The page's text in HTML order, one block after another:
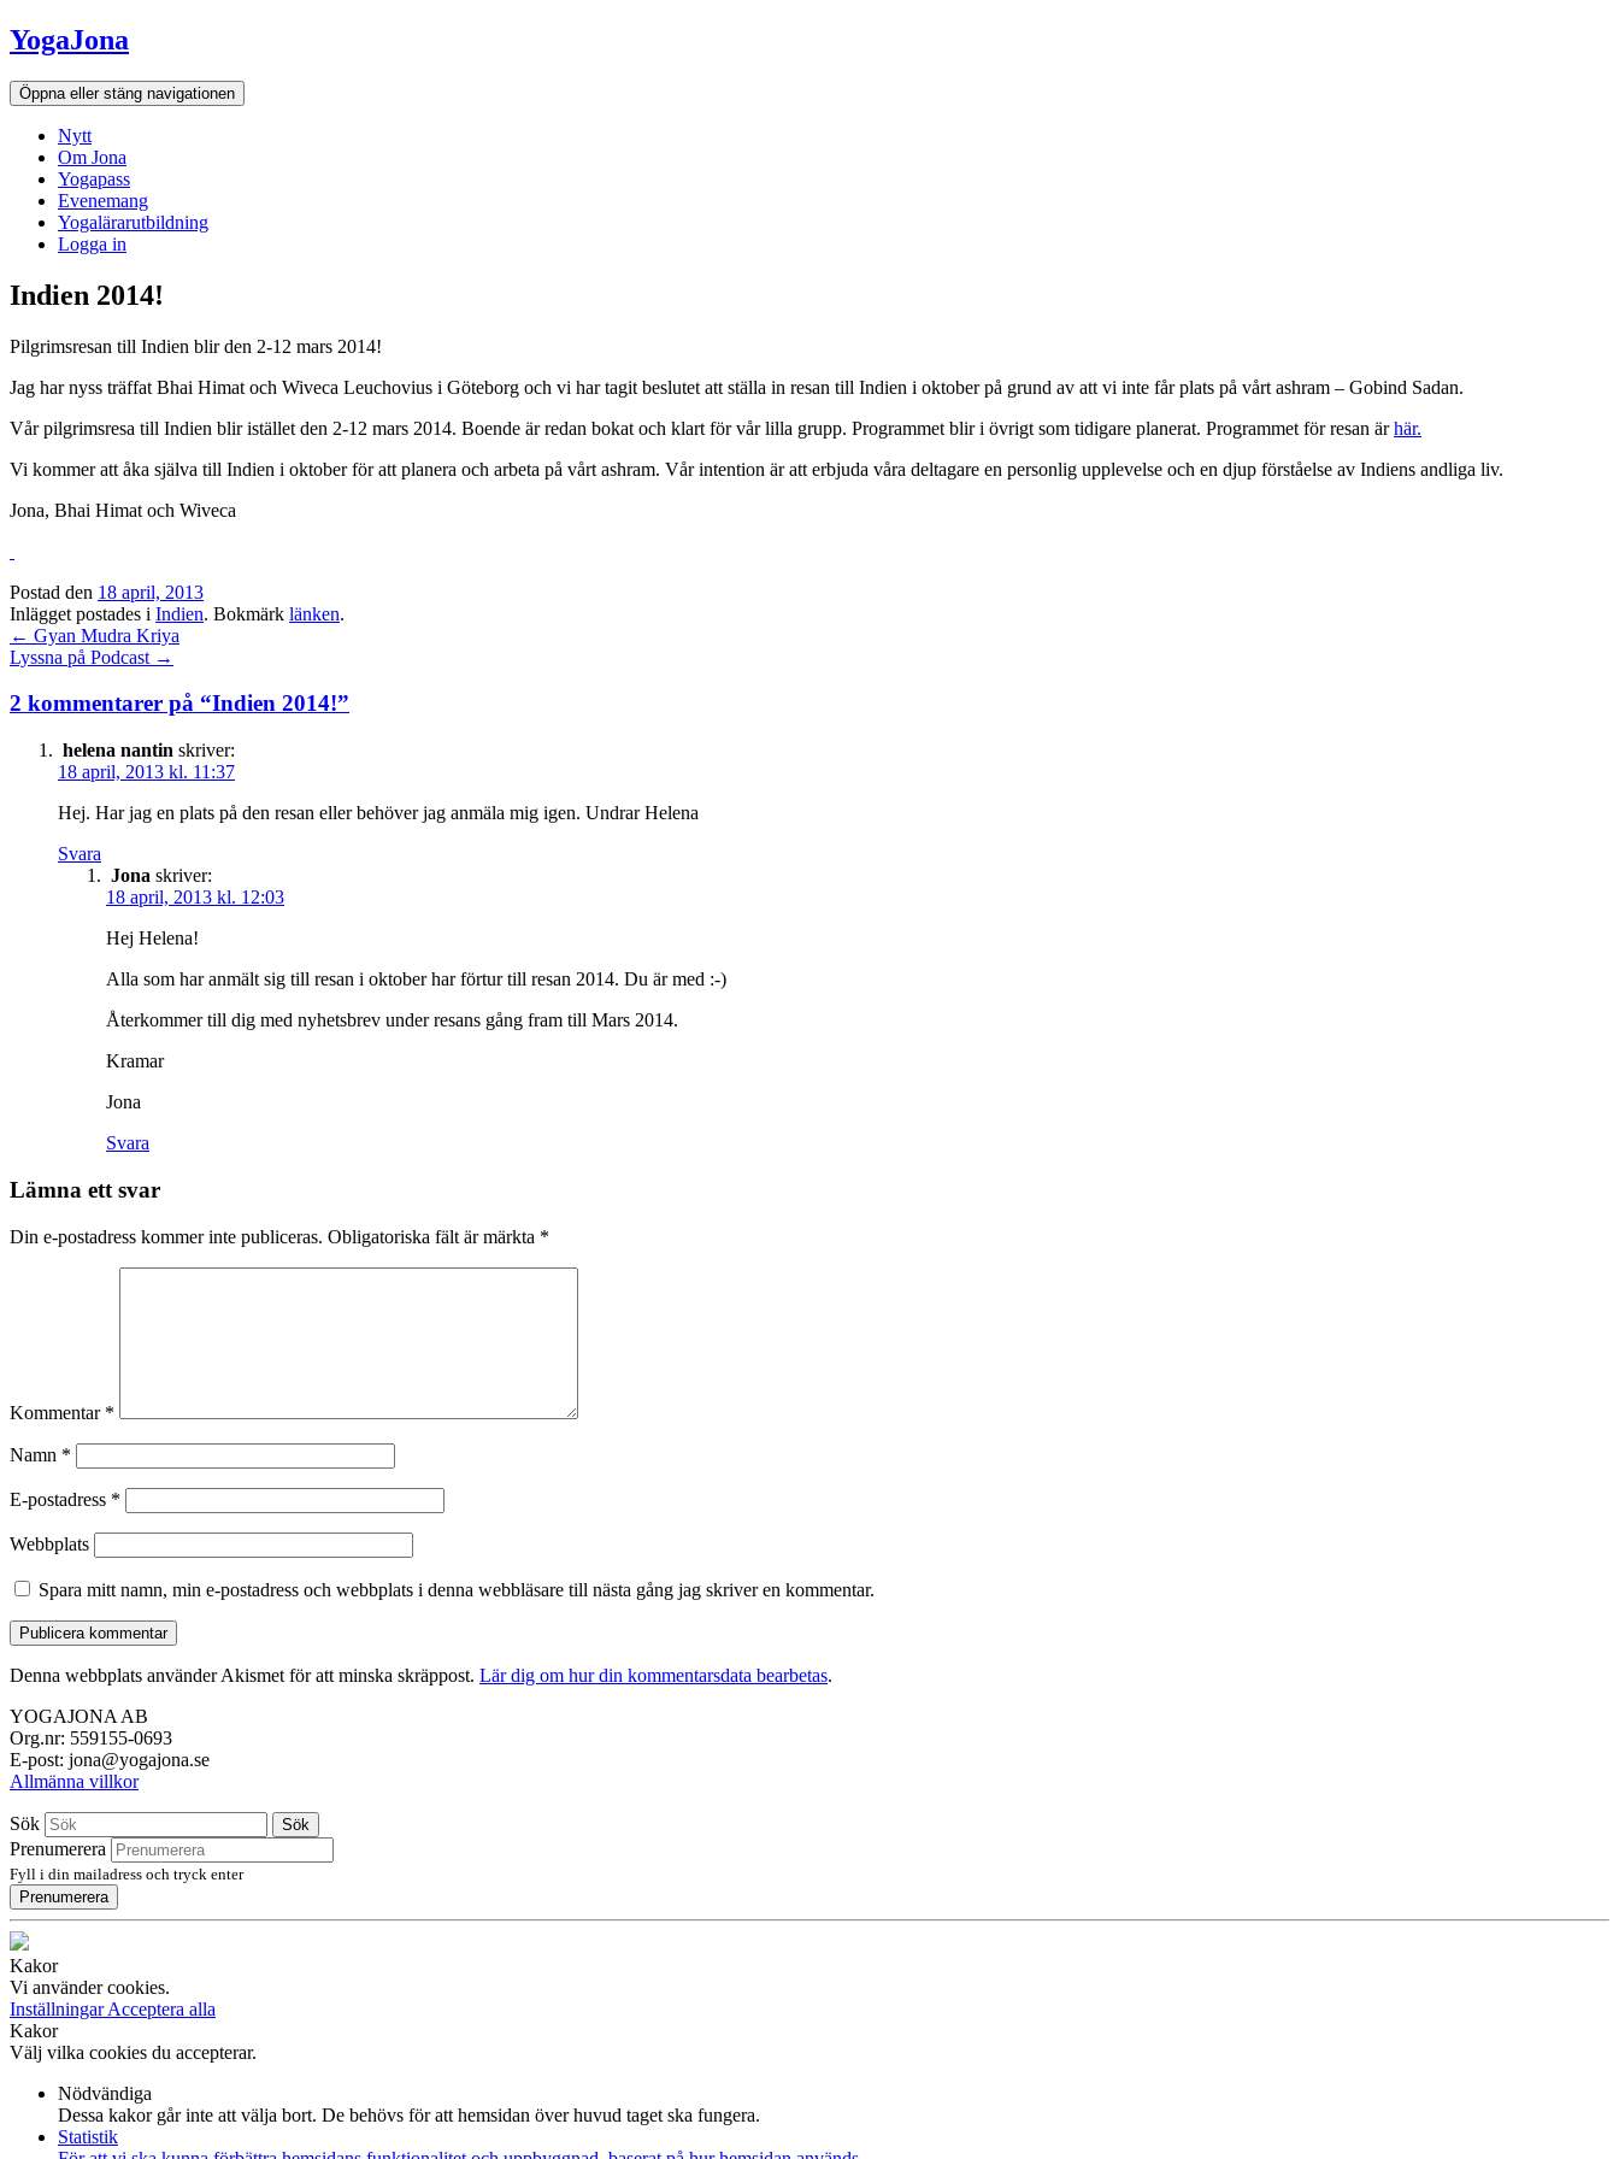
Hoppa
till
innehållet
YogaJona
Öppna eller stäng navigationen
Nytt
Om Jona
Yogapass
Evenemang
Yogalärarutbildning
Logga in
Indien 2014!
Pilgrimsresan till Indien blir den 2-12 mars 2014!
Jag har nyss träffat Bhai Himat och Wiveca Leuchovius i Göteborg och vi har tagit beslutet att ställa in resan till Indien i oktober på grund av att vi inte får plats på vårt ashram – Gobind Sadan.
Vår pilgrimsresa till Indien blir istället den 2-12 mars 2014. Boende är redan bokat och klart för vår lilla grupp. Programmet blir i övrigt som tidigare planerat. Programmet för resan ärhär.
Vi kommer att åka själva till Indien i oktober för att planera och arbeta på vårt ashram. Vår intention är att erbjuda våra deltagare en personlig upplevelse och en djup förståelse av Indiens andliga liv.
Jona, Bhai Himat och Wiveca
Postad den 18 april, 2013
Inlägget postades i Indien. Bokmärk länken.
Inläggsnavigation
← Gyan Mudra Kriya
Lyssna på Podcast →
2 kommentarer på “Indien 2014!”
helena nantin skriver:
18 april, 2013 kl. 11:37
Hej. Har jag en plats på den resan eller behöver jag anmäla mig igen. Undrar Helena
Svara
Jona skriver:
18 april, 2013 kl. 12:03
Hej Helena!
Alla som har anmält sig till resan i oktober har förtur till resan 2014. Du är med :-)
Återkommer till dig med nyhetsbrev under resans gång fram till Mars 2014.
Kramar
Jona
Svara
Lämna ett svar
Din e-postadress kommer inte publiceras. Obligatoriska fält är märkta *
Kommentar *
Namn *
E-postadress *
Webbplats
Spara mitt namn, min e-postadress och webbplats i denna webbläsare till nästa gång jag skriver en kommentar.
Denna webbplats använder Akismet för att minska skräppost. Lär dig om hur din kommentarsdata bearbetas.
YOGAJONA AB
Org.nr: 559155-0693
E-post: jona@yogajona.se
Allmänna villkor
Sök Sök
Prenumerera
Fyll i din mailadress och tryck enter
Prenumerera
Kakor
Vi använder cookies.
InställningarAcceptera alla
Kakor
Välj vilka cookies du accepterar.
Nödvändiga
Dessa kakor går inte att välja bort. De behövs för att hemsidan över huvud taget ska fungera.
Statistik